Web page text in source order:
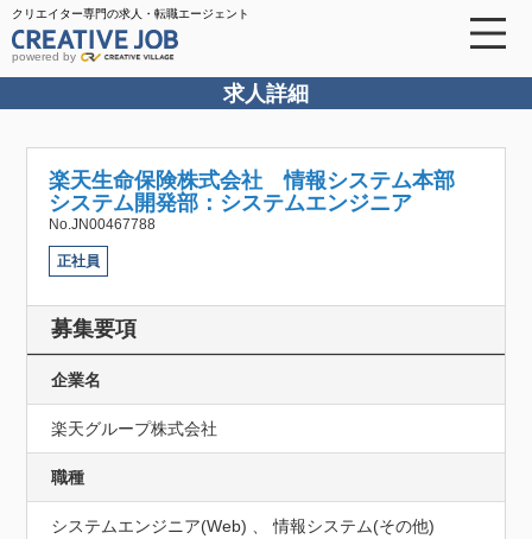
クリエイター専門の求人・転職エージェント
powered by
求人詳細
楽天生命保険株式会社 情報システム本部
システム開発部：システムエンジニア
No.JN00467788
正社員
募集要項
企業名
楽天グループ株式会社
職種
システムエンジニア(Web) 、 情報システム(その他)